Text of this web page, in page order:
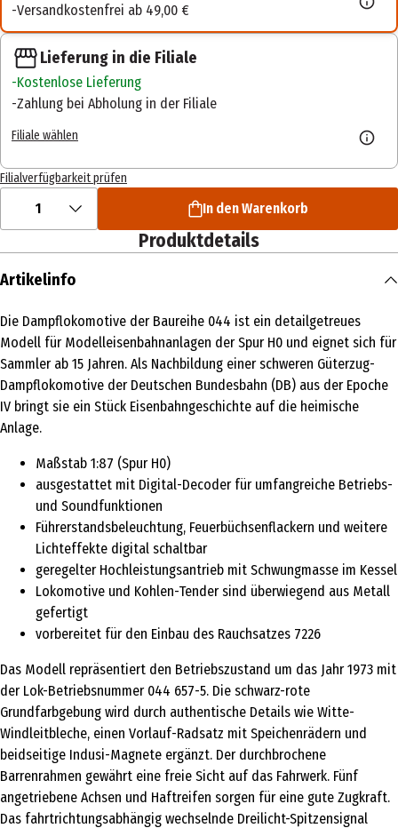
Versandkostenfrei ab 49,00 €
Lieferung in die Filiale
Kostenlose Lieferung
Zahlung bei Abholung in der Filiale
Filiale wählen
Filialverfügbarkeit prüfen
1 In den Warenkorb
Produktdetails
Artikelinfo
Die Dampflokomotive der Baureihe 044 ist ein detailgetreues
Modell für Modelleisenbahnanlagen der Spur H0 und eignet sich für
Sammler ab 15 Jahren. Als Nachbildung einer schweren Güterzug-
Dampflokomotive der Deutschen Bundesbahn (DB) aus der Epoche
IV bringt sie ein Stück Eisenbahngeschichte auf die heimische
Anlage.
Maßstab 1:87 (Spur H0)
ausgestattet mit Digital-Decoder für umfangreiche Betriebs-
und Soundfunktionen
Führerstandsbeleuchtung, Feuerbüchsenflackern und weitere
Lichteffekte digital schaltbar
geregelter Hochleistungsantrieb mit Schwungmasse im Kessel
Lokomotive und Kohlen-Tender sind überwiegend aus Metall
gefertigt
vorbereitet für den Einbau des Rauchsatzes 7226
Das Modell repräsentiert den Betriebszustand um das Jahr 1973 mit
der Lok-Betriebsnummer 044 657-5. Die schwarz-rote
Grundfarbgebung wird durch authentische Details wie Witte-
Windleitbleche, einen Vorlauf-Radsatz mit Speichenrädern und
beidseitige Indusi-Magnete ergänzt. Der durchbrochene
Barrenrahmen gewährt eine freie Sicht auf das Fahrwerk. Fünf
angetriebene Achsen und Haftreifen sorgen für eine gute Zugkraft.
Das fahrtrichtungsabhängig wechselnde Dreilicht-Spitzensignal